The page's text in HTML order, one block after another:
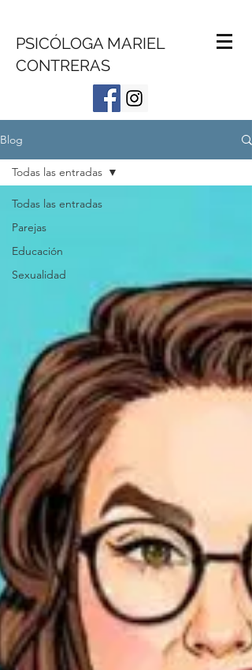
PSICÓLOGA MARIEL
CONTRERAS
Blog
Todas las entradas
Parejas
Educación
Sexualidad
Todas las entradas